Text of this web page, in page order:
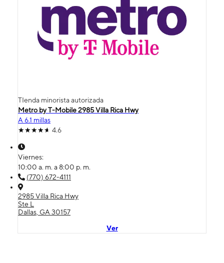
TIenda minorista autorizada
Metro by T-Mobile 2985 Villa Rica Hwy
A 6.1 millas
4.6
Viernes:
10:00 a. m. a 8:00 p. m.
(770) 672-4111
2985 Villa Rica Hwy
Ste L
Dallas, GA 30157
Ver